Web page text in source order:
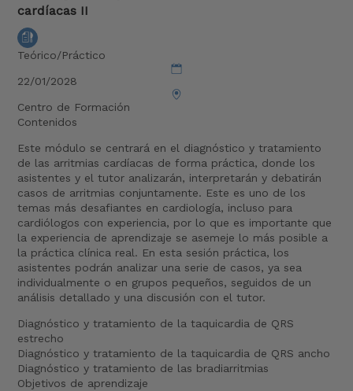
cardíacas II
Teórico/Práctico
22/01/2028
Centro de Formación
Contenidos
Este módulo se centrará en el diagnóstico y tratamiento
de las arritmias cardíacas de forma práctica, donde los
asistentes y el tutor analizarán, interpretarán y debatirán
casos de arritmias conjuntamente. Este es uno de los
temas más desafiantes en cardiología, incluso para
cardiólogos con experiencia, por lo que es importante que
la experiencia de aprendizaje se asemeje lo más posible a
la práctica clínica real. En esta sesión práctica, los
asistentes podrán analizar una serie de casos, ya sea
individualmente o en grupos pequeños, seguidos de un
análisis detallado y una discusión con el tutor.
Diagnóstico y tratamiento de la taquicardia de QRS
estrecho
Diagnóstico y tratamiento de la taquicardia de QRS ancho
Diagnóstico y tratamiento de las bradiarritmias
Objetivos de aprendizaje